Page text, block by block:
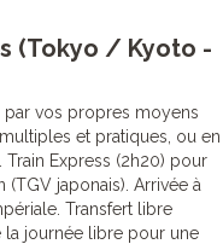
(Tokyo / Kyoto -
par vos propres moyens
et pratiques, ou en
Express (2h20) pour
(TGV japonais). Arrivée à
Transfert libre
la journée libre pour une